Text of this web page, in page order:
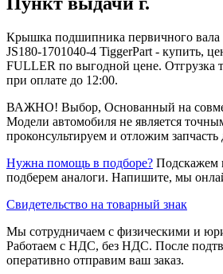
Крышка подшипника первичного
JS180-1701040-4 TiggerPart - купить,
FULLER по выгодной цене. Отгрузка
при оплате до 12:00.
ВАЖНО! Выбор, Основанный на
Модели автомобиля не является
проконсультируем и отложим запчасть
Нужна помощь в подборе? Подскажем
подберем аналоги. Напишите, мы
Свидетельство на товарный знак
Мы сотрудничаем с физическими и
Работаем с НДС, без НДС. После
оперативно отправим ваш заказ.